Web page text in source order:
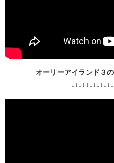
オーリーアイランド３